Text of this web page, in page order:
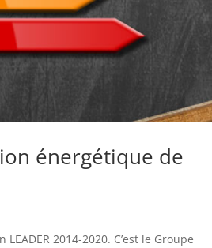
énergétique de
2014-2020. C’est le Groupe